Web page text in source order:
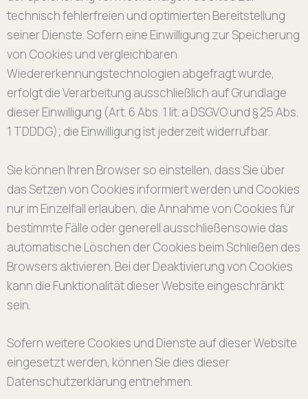
technisch fehlerfreien und optimierten Bereitstellung
seiner Dienste. Sofern eine Einwilligung zur Speicherung
von Cookies und vergleichbaren
Wiedererkennungstechnologien abgefragt wurde,
erfolgt die Verarbeitung ausschließlich auf Grundlage
dieser Einwilligung (Art. 6 Abs. 1 lit. a DSGVO und § 25 Abs.
1 TDDDG); die Einwilligung ist jederzeit widerrufbar.
Sie können Ihren Browser so einstellen, dass Sie über
das Setzen von Cookies informiert werden und Cookies
nur im Einzelfall erlauben, die Annahme von Cookies für
bestimmte Fälle oder generell ausschließensowie das
automatische Löschen der Cookies beim Schließen des
Browsers aktivieren. Bei der Deaktivierung von Cookies
kann die Funktionalität dieser Website eingeschränkt
sein.
Sofern weitere Cookies und Dienste auf dieser Website
eingesetzt werden, können Sie dies dieser
Datenschutzerklärung entnehmen.